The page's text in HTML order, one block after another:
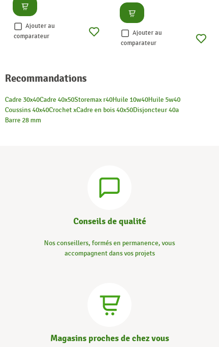
Consulter
Ajouter au
comparateur
Consulter
Ajouter au
comparateur
Recommandations
Cadre 30x40Cadre 40x50Storemax r40Huile 10w40Huile 5w40
Coussins 40x40Crochet xCadre en bois 40x50Disjoncteur 40a
Barre 28 mm
Conseils de qualité
Nos conseillers, formés en permanence, vous
accompagnent dans vos projets
Magasins proches de chez vous